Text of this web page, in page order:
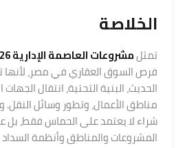
الخلاصة
تمثلمشروعات العاصمة الإدارية 2026
فرص السوق العقاري في مصر، لأنها
الحديث، البنية التحتية، انتقال
مناطق الأعمال، وتطور وسائل النقل.
شراء لا يعتمد على الحماس فقط، بل
المشروعات والمناطق وأنظمة السداد